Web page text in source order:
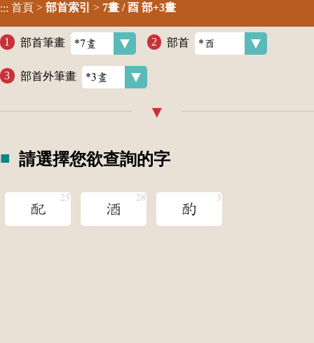
::: 首頁 > 部首索引 > 7畫 / 酉 部+3畫
部首筆畫 部首
部首外筆畫
請選擇您欲查詢的字
配 酒 酌